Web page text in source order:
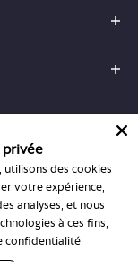
privée
utilisons des cookies
votre expérience,
analyses, et nous
à ces fins,
confidentialité